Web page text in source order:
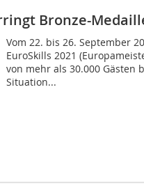
Bronze-
Vom 22. bis 26. September
EuroSkills 2021
von mehr als 30.000 Gästen
Situation...